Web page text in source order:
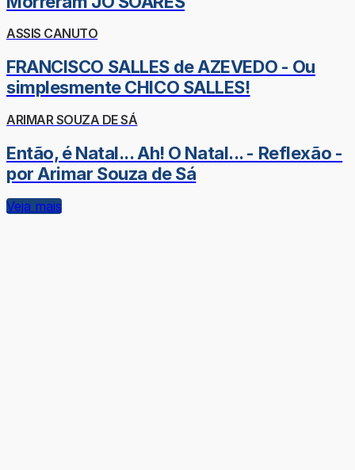
ASSIS CANUTO
FRANCISCO SALLES de AZEVEDO - Ou
simplesmente CHICO SALLES!
ARIMAR SOUZA DE SÁ
Então, é Natal... Ah! O Natal... - Reflexão -
por Arimar Souza de Sá
Veja mais